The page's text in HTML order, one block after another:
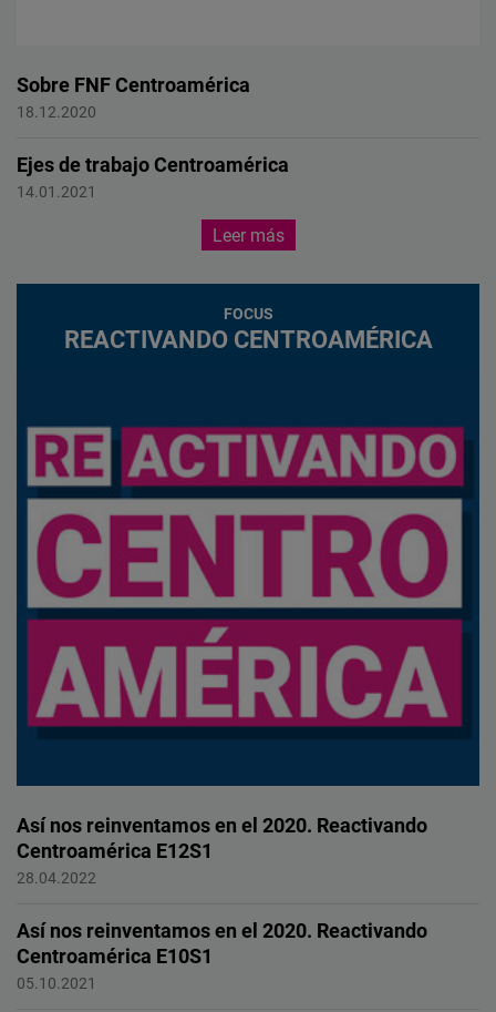
Leer más
Sobre FNF Centroamérica
Centroamérica
18.12.2020
Ejes de trabajo Centroamérica
Centroamérica
14.01.2021
FOCUS
REACTIVANDO CENTROAMÉRICA
Así nos reinventamos en el 2020. Reactivando
Centroamérica E12S1
Centroamérica
28.04.2022
Así nos reinventamos en el 2020. Reactivando
Centroamérica E10S1
Centroamérica
05.10.2021